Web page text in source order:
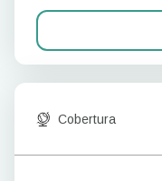
Cobertura